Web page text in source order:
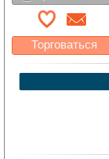
Торговаться
Какая цена Вас
устроит?